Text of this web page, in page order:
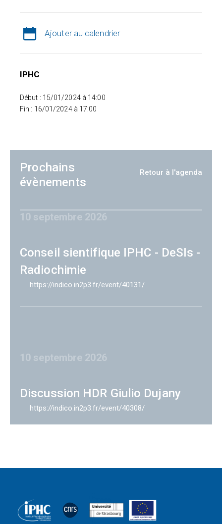
Ajouter au calendrier
IPHC
Début : 15/01/2024 à 14:00
Fin : 16/01/2024 à 17:00
Prochains
évènements
Retour à l'agenda
10 septembre 2026
Conseil sientifique IPHC - DeSIs -
Radiochimie
https://indico.in2p3.fr/event/40131/
10 septembre 2026
Discussion HDR Giulio Dujany
https://indico.in2p3.fr/event/40308/